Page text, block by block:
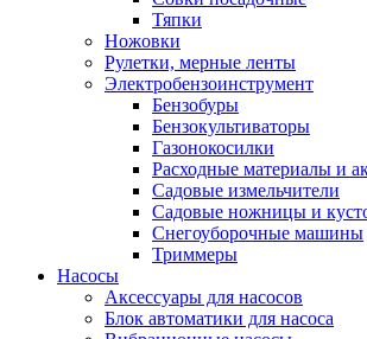
Тяпки
Ножовки
Рулетки, мерные ленты
Электробензоинструмент
Бензобуры
Бензокультиваторы
Газонокосилки
Расходные материалы и
Садовые измельчители
Садовые ножницы и
Снегоуборочные машины
Триммеры
Насосы
Аксессуары для насосов
Блок автоматики для насоса